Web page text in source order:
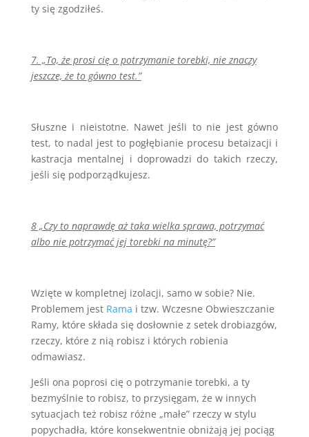
ty się zgodziłeś.
7. „To, że prosi cię o potrzymanie torebki, nie znaczy
jeszcze, że to gówno test.”
Słuszne i nieistotne. Nawet jeśli to nie jest gówno
test, to nadal jest to pogłębianie procesu betaizacji i
kastracja mentalnej i doprowadzi do takich rzeczy,
jeśli się podporządkujesz.
8 „Czy to naprawdę aż taka wielka sprawa, potrzymać
albo nie potrzymać jej torebki na minutę?”
Wzięte w kompletnej izolacji, samo w sobie? Nie.
Problemem jest Rama i tzw. Wczesne Obwieszczanie
Ramy, które składa się dosłownie z setek drobiazgów,
rzeczy, które z nią robisz i których robienia
odmawiasz.
Jeśli ona poprosi cię o potrzymanie torebki, a ty
bezmyślnie to robisz, to przysięgam, że w innych
sytuacjach też robisz różne „małe” rzeczy w stylu
popychadła, które konsekwentnie obniżają jej pociąg